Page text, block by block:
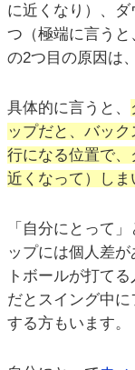
に近くなり）、
つ（極端に言う
の2つ目の原因は
具体的に言うと、
ップだと、バッ
行になる位置で
近くなって）し
「自分にとって
ップには個人差が
トボールが打て
だとスイング中
する方もいます。